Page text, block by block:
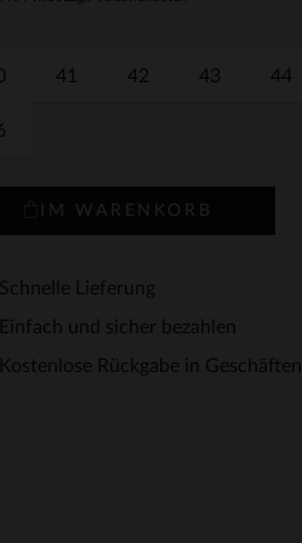
41 42 43 44
IM WARENKORB
Lieferung
und sicher bezahlen
Rückgabe in Geschäften